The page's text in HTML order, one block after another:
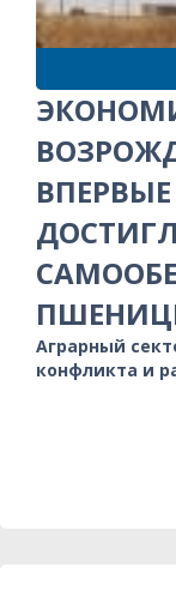
Аграрный
конфликта и